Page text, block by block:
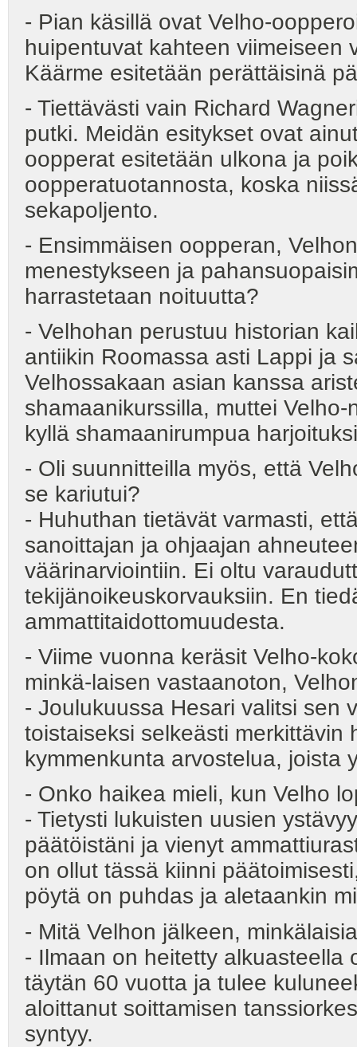
- Pian käsillä ovat Velho-
huipentuvat kahteen viimeiseen
Käärme esitetään perättäisinä
- Tiettävästi vain Richard
putki. Meidän esitykset ovat
oopperat esitetään ulkona ja
oopperatuotannosta, koska
sekapoljento.
- Ensimmäisen oopperan,
menestykseen ja
harrastetaan noituutta?
- Velhohan perustuu historian
antiikin Roomassa asti Lappi ja
Velhossakaan asian kanssa
shamaanikurssilla, muttei
kyllä shamaanirumpua
- Oli suunnitteilla myös, että
se kariutui?
- Huhuthan tietävät varmasti,
sanoittajan ja ohjaajan
väärinarviointiin. Ei oltu
tekijänoikeuskorvauksiin. En
ammattitaidottomuudesta.
- Viime vuonna keräsit Velho-
minkä-laisen vastaanoton,
- Joulukuussa Hesari valitsi sen
toistaiseksi selkeästi merkittävin
kymmenkunta arvostelua, joista
- Onko haikea mieli, kun Velho
- Tietysti lukuisten uusien
päätöistäni ja vienyt
on ollut tässä kiinni
pöytä on puhdas ja aletaankin
- Mitä Velhon jälkeen,
- Ilmaan on heitetty alkuasteella
täytän 60 vuotta ja tulee
aloittanut soittamisen
syntyy.